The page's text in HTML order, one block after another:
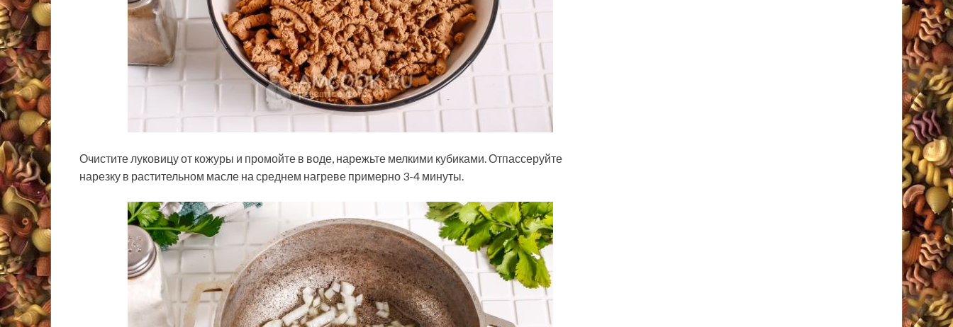
Очистите луковицу от кожуры и промойте в воде, нарежьте мелкими кубиками. Отпассеруйте
нарезку в растительном масле на среднем нагреве примерно 3-4 минуты.